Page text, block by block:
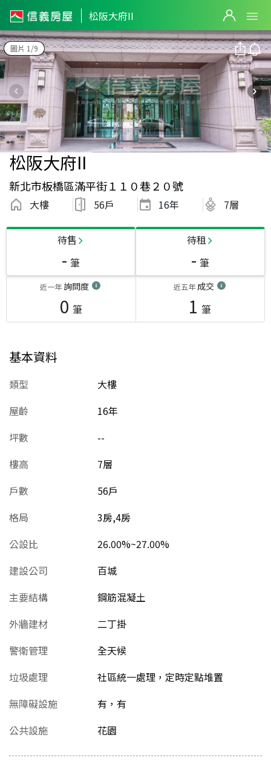
松阪大府II
圖片 1/9
松阪大府II
新北市板橋區滿平街１１０巷２０號
大樓 56戶 16年 7層
待售
- 筆
待租
- 筆
近一年詢問度
0 筆
近五年成交
1 筆
基本資料
類型
大樓
屋齡
16年
坪數
--
樓高
7層
戶數
56戶
格局
3房,4房
公設比
26.00%~27.00%
建設公司
百城
主要結構
鋼筋混凝土
外牆建材
二丁掛
警衛管理
全天候
垃圾處理
社區統一處理，定時定點堆置
無障礙設施
有，有
公共設施
花園